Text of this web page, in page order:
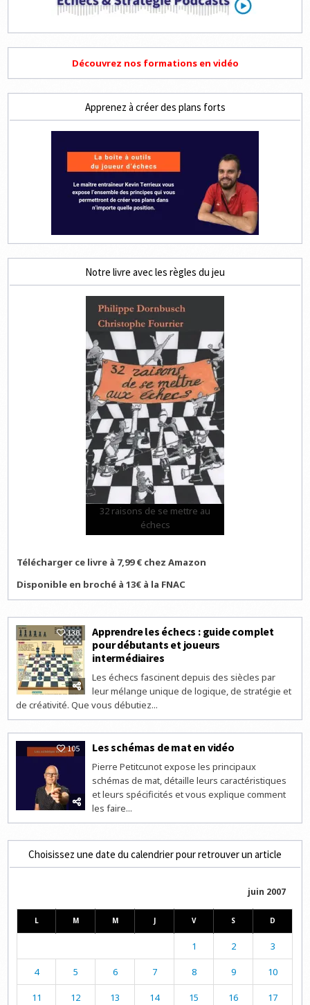
Découvrez nos formations en vidéo
Apprenez à créer des plans forts
Notre livre avec les règles du jeu
32 raisons de se mettre au
échecs
Télécharger ce livre à 7,99 € chez Amazon
Disponible en broché à 13€ à la FNAC
130
Apprendre les échecs : guide complet
pour débutants et joueurs
intermédiaires
Les échecs fascinent depuis des siècles par
leur mélange unique de logique, de stratégie et
de créativité. Que vous débutiez...
105 Les schémas de mat en vidéo
Pierre Petitcunot expose les principaux
schémas de mat, détaille leurs caractéristiques
et leurs spécificités et vous explique comment
les faire...
Choisissez une date du calendrier pour retrouver un article
juin 2007
L M M J V S D
1 2 3
4 5 6 7 8 9 10
11 12 13 14 15 16 17